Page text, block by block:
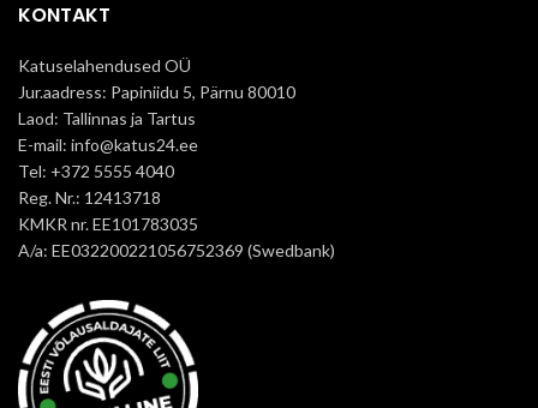
Swisspearl, Cembrit)
Katusesilla komplektis:
katusesild, silla alused, kandurid
Värvid:Pruun Ral8017, Must
Ral9005TARTU LAOS KOHE
OLEMAS
KONTAKT
Katuselahendused OÜ
Jur.aadress: Papiniidu 5, Pärnu 80010
Laod: Tallinnas ja Tartus
E-mail: info@katus24.ee
Tel: +372 5555 4040
Reg. Nr.: 12413718
KMKR nr. EE101783035
A/a: EE032200221056752369 (Swedbank)